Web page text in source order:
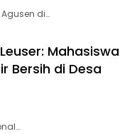
di…
Mahasiswa
Bersih di Desa